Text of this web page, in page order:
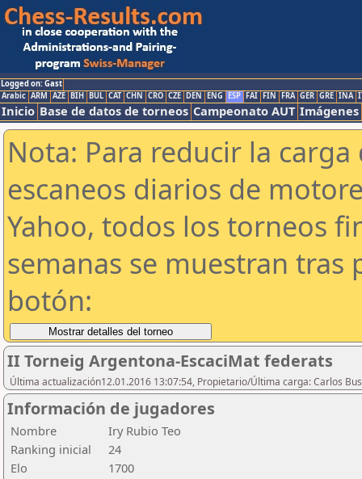
Logged on: Gast
Arabic ARM AZE BIH BUL CAT CHN CRO CZE DEN ENG ESP FAI FIN FRA GER GRE INA
Inicio Base de datos de torneos Campeonato AUT Imágenes
Nota: Para reducir la
escaneos diarios de
Yahoo, todos los torneos
semanas se muestran tras
botón:
II Torneig Argentona-EscaciMat federats
Última actualización12.01.2016 13:07:54, Propietario/Última carga: Carlos
Información de jugadores
Nombre
Iry Rubio Teo
Ranking inicial
24
Elo
1700